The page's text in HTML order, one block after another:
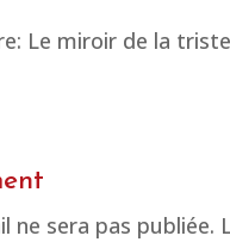
Le miroir de la
ne sera pas publiée.